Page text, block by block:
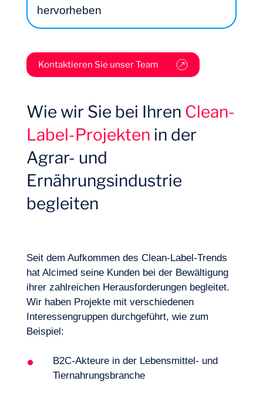
Logbuch
Lebensmitteln erforderlich? Welche
Eigenschaften und Funktionalitäten
erwarten die Verbraucher?
Welche Lieferanten bieten die besten
Zutaten an? Wie kann man
Beschaffungsstrategien und kurze
Beschaffungswege entwickeln?
hervorheben
Kontaktieren Sie unser Team
Wie wir Sie bei Ihren Clean-
Label-Projekten in der
Agrar- und
Ernährungsindustrie
begleiten
Seit dem Aufkommen des Clean-Label-Trends
hat Alcimed seine Kunden bei der Bewältigung
ihrer zahlreichen Herausforderungen begleitet.
Wir haben Projekte mit verschiedenen
Interessengruppen durchgeführt, wie zum
Beispiel:
B2C-Akteure in der Lebensmittel- und
Tiernahrungsbranche